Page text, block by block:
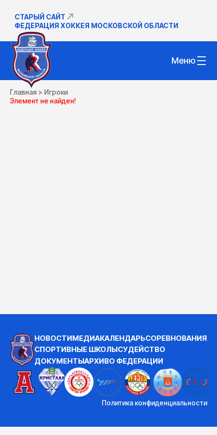
СТАРЫЙ САЙТ
ФЕДЕРАЦИЯ ХОККЕЯ МОСКОВСКОЙ ОБЛАСТИ
Меню
Главная > Игроки
Элемент не найден!
НОВОСТИМЕДИАКАЛЕНДАРЬСОРЕВНОВАНИЯ
СПОРТИВНЫЕ ШКОЛЫСУДЕЙСТВО
ДОКУМЕНТЫАРХИВО ФЕДЕРАЦИИ
Политика конфиденциальности